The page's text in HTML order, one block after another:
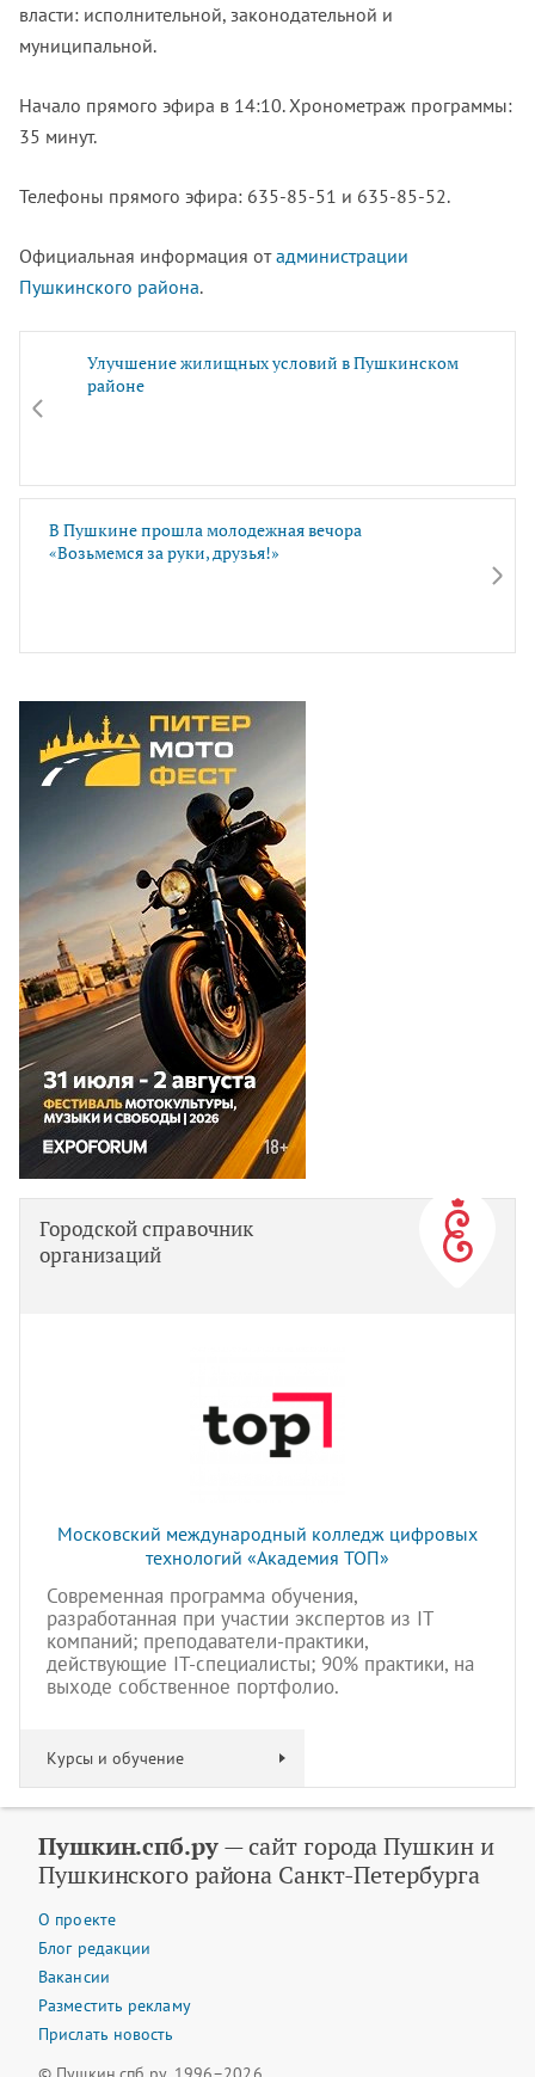
власти: исполнительной, законодательной и
муниципальной.
Начало прямого эфира в 14:10. Хронометраж программы:
35 минут.
Телефоны прямого эфира: 635-85-51 и 635-85-52.
Официальная информация отадминистрации
Пушкинского района.
Улучшение жилищных условий в Пушкинском
районе
В Пушкине прошла молодежная вечора
«Возьмемся за руки, друзья!»
Городской справочник
организаций
Московский международный колледж цифровых
технологий «Академия TOП»
Современная программа обучения,
разработанная при участии экспертов из IT
компаний; преподаватели-практики,
действующие IT-специалисты; 90% практики, на
выходе собственное портфолио.
Курсы и обучение
Пушкин.спб.ру— сайт города Пушкин и
Пушкинского района Санкт-Петербурга
О проекте
Блог редакции
Вакансии
Разместить рекламу
Прислать новость